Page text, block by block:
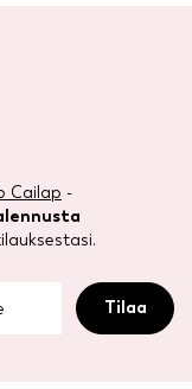
Cailap -